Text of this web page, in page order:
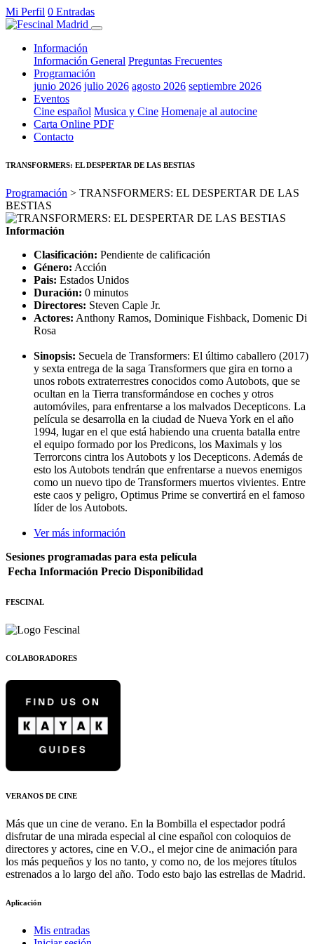
Mi Perfil 0 Entradas
Información
Información General Preguntas Frecuentes
Programación
junio 2026 julio 2026 agosto 2026 septiembre 2026
Eventos
Cine español Musica y Cine Homenaje al autocine
Carta Online PDF
Contacto
TRANSFORMERS: EL DESPERTAR DE LAS BESTIAS
Programación > TRANSFORMERS: EL DESPERTAR DE LAS
BESTIAS
Información
Clasificación: Pendiente de calificación
Género: Acción
Pais: Estados Unidos
Duración: 0 minutos
Directores: Steven Caple Jr.
Actores: Anthony Ramos, Dominique Fishback, Domenic Di
Rosa
Sinopsis: Secuela de Transformers: El último caballero (2017)
y sexta entrega de la saga Transformers que gira en torno a
unos robots extraterrestres conocidos como Autobots, que se
ocultan en la Tierra transformándose en coches y otros
automóviles, para enfrentarse a los malvados Decepticons. La
película se desarrolla en la ciudad de Nueva York en el año
1994, lugar en el que está habiendo una cruenta batalla entre
el equipo formado por los Predicons, los Maximals y los
Terrorcons cintra los Autobots y los Decepticons. Además de
esto los Autobots tendrán que enfrentarse a nuevos enemigos
como un nuevo tipo de Transformers muertos vivientes. Entre
este caos y peligro, Optimus Prime se convertirá en el famoso
líder de los Autobots.
Ver más información
Sesiones programadas para esta película
Fecha Información Precio Disponibilidad
FESCINAL
COLABORADORES
VERANOS DE CINE
Más que un cine de verano. En la Bombilla el espectador podrá
disfrutar de una mirada especial al cine español con coloquios de
directores y actores, cine en V.O., el mejor cine de animación para
los más pequeños y los no tanto, y como no, de los mejores títulos
estrenados a lo largo del año. Todo esto bajo las estrellas de Madrid.
Aplicación
Mis entradas